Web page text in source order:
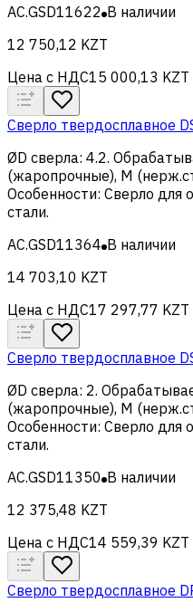
AC.GSD11622 В наличии
12 750,12 KZT
Цена с НДС15 000,13 KZT
Сверло твердосплавное
ØD сверла: 4.2.
(жаропрочные), M
Особенности: Сверло для
стали.
AC.GSD11364 В наличии
14 703,10 KZT
Цена с НДС17 297,77 KZT
Сверло твердосплавное
ØD сверла: 2.
(жаропрочные), M
Особенности: Сверло для
стали.
AC.GSD11350 В наличии
12 375,48 KZT
Цена с НДС14 559,39 KZT
Сверло твердосплавное